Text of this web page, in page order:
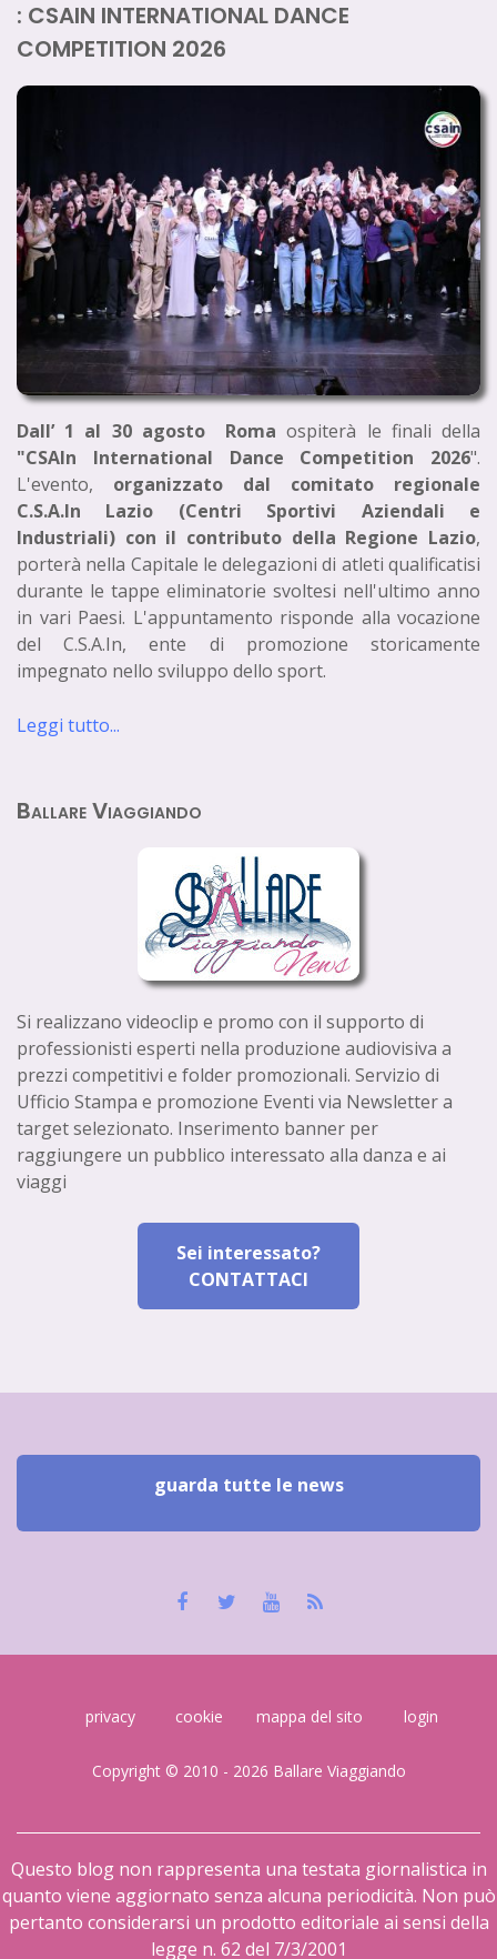
: CSAIN INTERNATIONAL DANCE
COMPETITION 2026
Dall’ 1 al 30 agosto Roma ospiterà le finali della
"CSAIn International Dance Competition 2026".
L'evento, organizzato dal comitato regionale
C.S.A.In Lazio (Centri Sportivi Aziendali e
Industriali) con il contributo della Regione Lazio,
porterà nella Capitale le delegazioni di atleti qualificatisi
durante le tappe eliminatorie svoltesi nell'ultimo anno
in vari Paesi. L'appuntamento risponde alla vocazione
del C.S.A.In, ente di promozione storicamente
impegnato nello sviluppo dello sport.
Leggi tutto...
Ballare Viaggiando
Si realizzano videoclip e promo con il supporto di
professionisti esperti nella produzione audiovisiva a
prezzi competitivi e folder promozionali. Servizio di
Ufficio Stampa e promozione Eventi via Newsletter a
target selezionato. Inserimento banner per
raggiungere un pubblico interessato alla danza e ai
viaggi
Sei interessato?
CONTATTACI
guarda tutte le news
privacy cookie mappa del sito login
Copyright © 2010 - 2026 Ballare Viaggiando
Questo blog non rappresenta una testata giornalistica in
quanto viene aggiornato senza alcuna periodicità. Non può
pertanto considerarsi un prodotto editoriale ai sensi della
legge n. 62 del 7/3/2001